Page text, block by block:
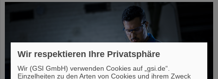
Wir respektieren Ihre Privatsphäre
Wir (GSI GmbH) verwenden Cookies auf „gsi.de“.
Einzelheiten zu den Arten von Cookies und ihrem Zweck